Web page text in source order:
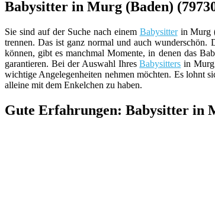
Babysitter in Murg (Baden)
Sie sind auf der Suche nach einem Babysitterin Murg
trennen. Das ist ganz normal und auch
können, gibt es manchmal Momente, in denen das
garantieren. Bei der Auswahl IhresBabysitters in Murg
wichtige Angelegenheiten nehmen möchten. Es lohnt
alleine mit dem Enkelchen zu haben.
Gute Erfahrungen: Babysitter in